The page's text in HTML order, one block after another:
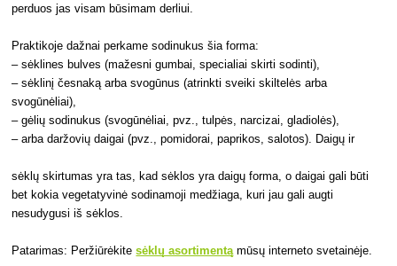
perduos jas visam būsimam derliui.
Praktikoje dažnai perkame sodinukus šia forma:
– sėklines bulves (mažesni gumbai, specialiai skirti sodinti),
– sėklinį česnaką arba svogūnus (atrinkti sveiki skiltelės arba
svogūnėliai),
– gėlių sodinukus (svogūnėliai, pvz., tulpės, narcizai, gladiolės),
– arba daržovių daigai (pvz., pomidorai, paprikos, salotos). Daigų ir
sėklų skirtumas yra tas, kad sėklos yra daigų forma, o daigai gali būti
bet kokia vegetatyvinė sodinamoji medžiaga, kuri jau gali augti
nesudygusi iš sėklos.
Patarimas: Peržiūrėkitesėklų asortimentą mūsų interneto svetainėje.